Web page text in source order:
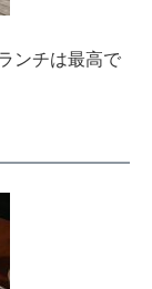
ンチは最高で